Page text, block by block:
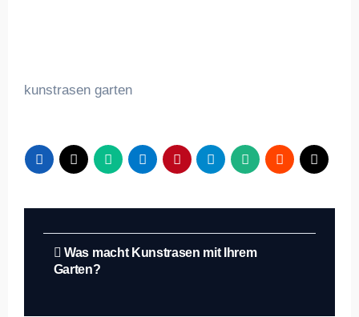
kunstrasen garten
Beitragsnavigation
Was macht Kunstrasen mit Ihrem
Garten?